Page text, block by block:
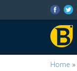
Home